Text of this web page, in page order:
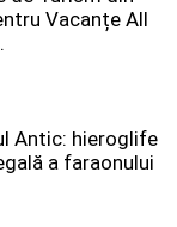
Vacanțe All
Antic: hieroglife
a faraonului